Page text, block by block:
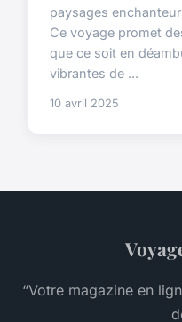
paysages
Ce voyage promet
que ce soit en
vibrantes de ...
10 avril 2025
“Votre magazine en